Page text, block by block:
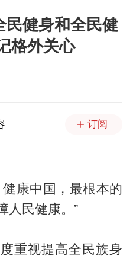
民健身和全民健
格外关心
订阅
康中国，最根本的
人民健康。”
视提高全民族身